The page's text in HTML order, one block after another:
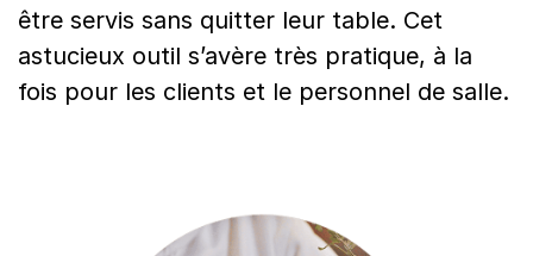
être servis sans quitter leur table. Cet
astucieux outil s’avère très pratique, à la
fois pour les clients et le personnel de salle.